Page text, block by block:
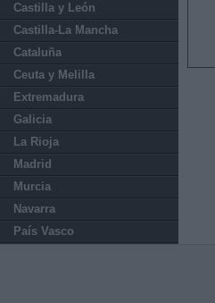
Castilla y León
Castilla-La Mancha
Cataluña
Ceuta y Melilla
Extremadura
Galicia
La Rioja
Madrid
Murcia
Navarra
País Vasco